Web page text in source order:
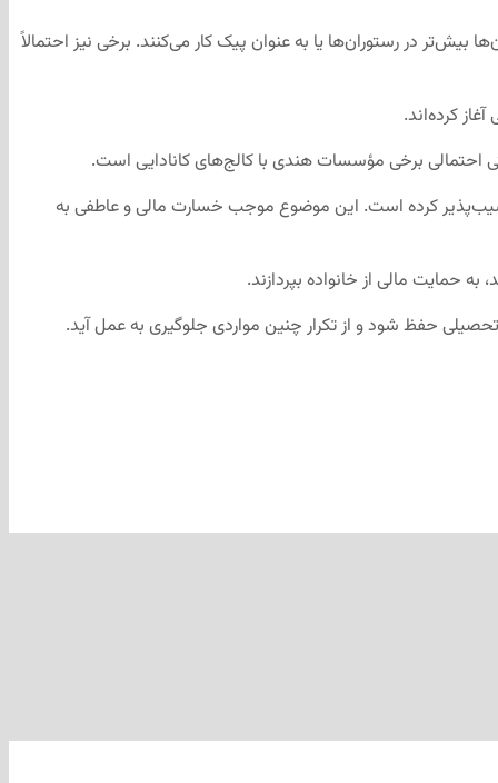
در رستوران‌ها یا به عنوان پیک کار می‌کنند. برخی نیز احتمالاً
کرده‌اند.
برخی مؤسسات هندی با کالج‌های کانادایی است.
آسیب‌پذیر کرده است. این موضوع موجب خسارت مالی و عاطفی به
حمایت مالی از خانواده بپردازند.
حفظ شود و از تکرار چنین مواردی جلوگیری به عمل آید.